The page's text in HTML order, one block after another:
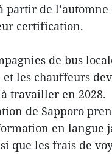
partir de
certification.
de bus
et les chauffeurs
travailler en 2028.
de Sapporo
en langue
que les frais de